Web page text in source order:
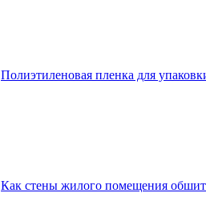
Полиэтиленовая пленка для
Как стены жилого помещения